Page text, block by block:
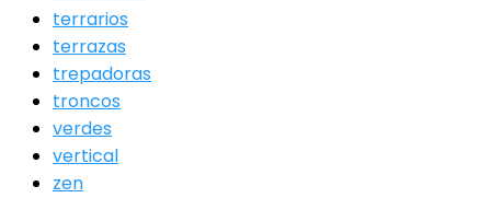
terrarios
terrazas
trepadoras
troncos
verdes
vertical
zen